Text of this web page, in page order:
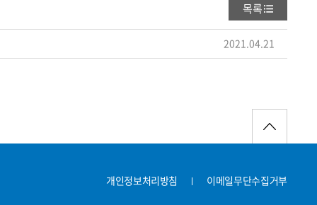
목록
2021.04.21
개인정보처리방침 이메일무단수집거부